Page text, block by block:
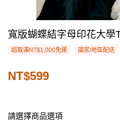
寬版蝴蝶結字母印花大學
超取滿NT$1,000免運 國家/地區配送
NT$599
請選擇商品選項